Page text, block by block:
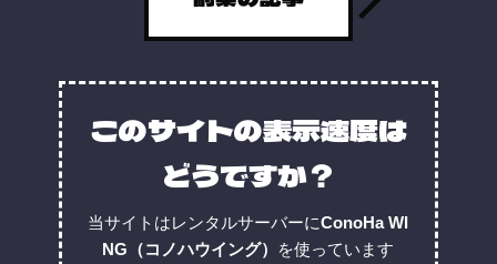
このサイトの表示速度は
どうですか？
当サイトはレンタルサーバーにConoHa WI
NG（コノハウイング） を使っています